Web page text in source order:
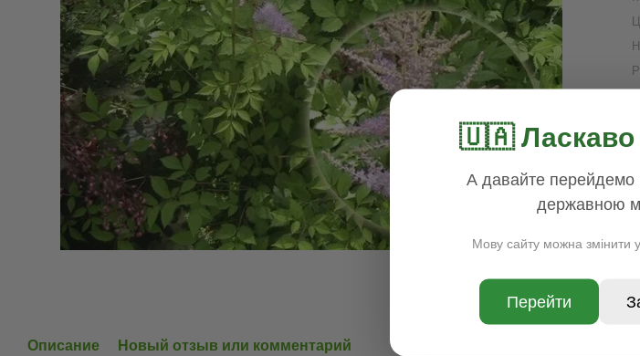
Описание Новый отзыв или комментарий
🇺🇦 Ласкаво
А давайте перейдемо
державною
Мову сайту можна змінити
Перейти